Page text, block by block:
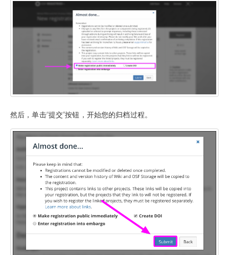
然后，单击“提交”按钮，开始您的归档过程。